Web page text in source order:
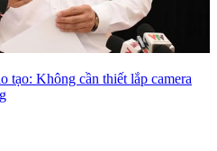
Không cần thiết lắp camera